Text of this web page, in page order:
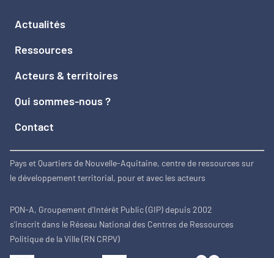
Actualités
Ressources
Acteurs & territoires
Qui sommes-nous ?
Contact
Pays et Quartiers de Nouvelle-Aquitaine, centre de ressources sur
le développement territorial, pour et avec les acteurs
PQN-A, Groupement d'Intérêt Public (GIP) depuis 2002
s'inscrit dans le Réseau National des Centres de Ressources
Politique de la Ville (RN CRPV)